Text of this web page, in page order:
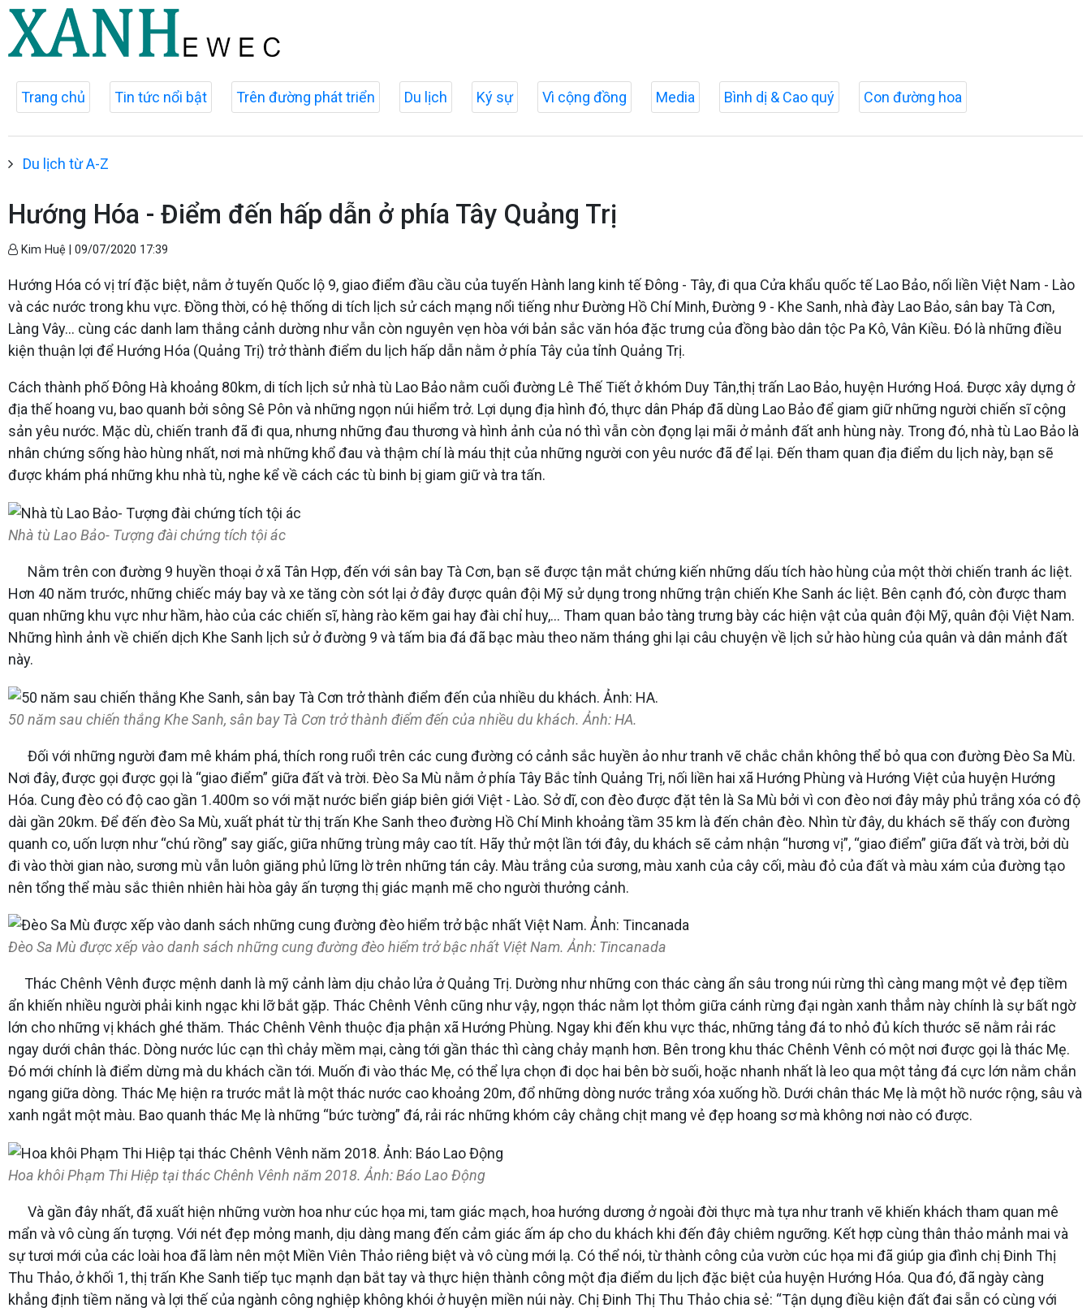
Trang chủ Tin tức nổi bật Trên đường phát triển Du lịch Ký sự Vì cộng đồng Media Bình dị & Cao quý Con đường hoa
Du lịch từ A-Z
Hướng Hóa - Điểm đến hấp dẫn ở phía Tây Quảng Trị
Kim Huệ | 09/07/2020 17:39
Hướng Hóa có vị trí đặc biệt, nằm ở tuyến Quốc lộ 9, giao điểm đầu cầu của tuyến Hành lang kinh tế Đông - Tây, đi qua Cửa khẩu quốc tế Lao Bảo, nối liền Việt Nam - Lào
và các nước trong khu vực. Đồng thời, có hệ thống di tích lịch sử cách mạng nổi tiếng như Đường Hồ Chí Minh, Đường 9 - Khe Sanh, nhà đày Lao Bảo, sân bay Tà Cơn,
Làng Vây… cùng các danh lam thắng cảnh dường như vẫn còn nguyên vẹn hòa với bản sắc văn hóa đặc trưng của đồng bào dân tộc Pa Kô, Vân Kiều. Đó là những điều
kiện thuận lợi để Hướng Hóa (Quảng Trị) trở thành điểm du lịch hấp dẫn nằm ở phía Tây của tỉnh Quảng Trị.
Cách thành phố Đông Hà khoảng 80km, di tích lịch sử nhà tù Lao Bảo nằm cuối đường Lê Thế Tiết ở khóm Duy Tân,thị trấn Lao Bảo, huyện Hướng Hoá. Được xây dựng ở
địa thế hoang vu, bao quanh bởi sông Sê Pôn và những ngọn núi hiểm trở. Lợi dụng địa hình đó, thực dân Pháp đã dùng Lao Bảo để giam giữ những người chiến sĩ cộng
sản yêu nước. Mặc dù, chiến tranh đã đi qua, nhưng những đau thương và hình ảnh của nó thì vẫn còn đọng lại mãi ở mảnh đất anh hùng này. Trong đó, nhà tù Lao Bảo là
nhân chứng sống hào hùng nhất, nơi mà những khổ đau và thậm chí là máu thịt của những người con yêu nước đã để lại. Đến tham quan địa điểm du lịch này, bạn sẽ
được khám phá những khu nhà tù, nghe kể về cách các tù binh bị giam giữ và tra tấn.
Nhà tù Lao Bảo- Tượng đài chứng tích tội ác
Nằm trên con đường 9 huyền thoại ở xã Tân Hợp, đến với sân bay Tà Cơn, bạn sẽ được tận mắt chứng kiến những dấu tích hào hùng của một thời chiến tranh ác liệt.
Hơn 40 năm trước, những chiếc máy bay và xe tăng còn sót lại ở đây được quân đội Mỹ sử dụng trong những trận chiến Khe Sanh ác liệt. Bên cạnh đó, còn được tham
quan những khu vực như hầm, hào của các chiến sĩ, hàng rào kẽm gai hay đài chỉ huy,... Tham quan bảo tàng trưng bày các hiện vật của quân đội Mỹ, quân đội Việt Nam.
Những hình ảnh về chiến dịch Khe Sanh lịch sử ở đường 9 và tấm bia đá đã bạc màu theo năm tháng ghi lại câu chuyện về lịch sử hào hùng của quân và dân mảnh đất
này.
50 năm sau chiến thắng Khe Sanh, sân bay Tà Cơn trở thành điểm đến của nhiều du khách. Ảnh: HA.
Đối với những người đam mê khám phá, thích rong ruổi trên các cung đường có cảnh sắc huyền ảo như tranh vẽ chắc chắn không thể bỏ qua con đường Đèo Sa Mù.
Nơi đây, được gọi được gọi là “giao điểm” giữa đất và trời. Đèo Sa Mù nằm ở phía Tây Bắc tỉnh Quảng Trị, nối liền hai xã Hướng Phùng và Hướng Việt của huyện Hướng
Hóa. Cung đèo có độ cao gần 1.400m so với mặt nước biển giáp biên giới Việt - Lào. Sở dĩ, con đèo được đặt tên là Sa Mù bởi vì con đèo nơi đây mây phủ trắng xóa có độ
dài gần 20km. Để đến đèo Sa Mù, xuất phát từ thị trấn Khe Sanh theo đường Hồ Chí Minh khoảng tầm 35 km là đến chân đèo. Nhìn từ đây, du khách sẽ thấy con đường
quanh co, uốn lượn như “chú rồng” say giấc, giữa những trùng mây cao tít. Hãy thử một lần tới đây, du khách sẽ cảm nhận “hương vị”, “giao điểm” giữa đất và trời, bởi dù
đi vào thời gian nào, sương mù vẫn luôn giăng phủ lững lờ trên những tán cây. Màu trắng của sương, màu xanh của cây cối, màu đỏ của đất và màu xám của đường tạo
nên tổng thể màu sắc thiên nhiên hài hòa gây ấn tượng thị giác mạnh mẽ cho người thưởng cảnh.
Đèo Sa Mù được xếp vào danh sách những cung đường đèo hiểm trở bậc nhất Việt Nam. Ảnh: Tincanada
Thác Chênh Vênh được mệnh danh là mỹ cảnh làm dịu chảo lửa ở Quảng Trị. Dường như những con thác càng ẩn sâu trong núi rừng thì càng mang một vẻ đẹp tiềm
ẩn khiến nhiều người phải kinh ngạc khi lỡ bắt gặp. Thác Chênh Vênh cũng như vậy, ngọn thác nằm lọt thỏm giữa cánh rừng đại ngàn xanh thẳm này chính là sự bất ngờ
lớn cho những vị khách ghé thăm. Thác Chênh Vênh thuộc địa phận xã Hướng Phùng. Ngay khi đến khu vực thác, những tảng đá to nhỏ đủ kích thước sẽ nằm rải rác
ngay dưới chân thác. Dòng nước lúc cạn thì chảy mềm mại, càng tới gần thác thì càng chảy mạnh hơn. Bên trong khu thác Chênh Vênh có một nơi được gọi là thác Mẹ.
Đó mới chính là điểm dừng mà du khách cần tới. Muốn đi vào thác Mẹ, có thể lựa chọn đi dọc hai bên bờ suối, hoặc nhanh nhất là leo qua một tảng đá cực lớn nằm chắn
ngang giữa dòng. Thác Mẹ hiện ra trước mắt là một thác nước cao khoảng 20m, đổ những dòng nước trắng xóa xuống hồ. Dưới chân thác Mẹ là một hồ nước rộng, sâu và
xanh ngắt một màu. Bao quanh thác Mẹ là những “bức tường” đá, rải rác những khóm cây chằng chịt mang vẻ đẹp hoang sơ mà không nơi nào có được.
Hoa khôi Phạm Thi Hiệp tại thác Chênh Vênh năm 2018. Ảnh: Báo Lao Động
Và gần đây nhất, đã xuất hiện những vườn hoa như cúc họa mi, tam giác mạch, hoa hướng dương ở ngoài đời thực mà tựa như tranh vẽ khiến khách tham quan mê
mẩn và vô cùng ấn tượng. Với nét đẹp mỏng manh, dịu dàng mang đến cảm giác ấm áp cho du khách khi đến đây chiêm ngưỡng. Kết hợp cùng thân thảo mảnh mai và
sự tươi mới của các loài hoa đã làm nên một Miền Viên Thảo riêng biệt và vô cùng mới lạ. Có thể nói, từ thành công của vườn cúc họa mi đã giúp gia đình chị Đinh Thị
Thu Thảo, ở khối 1, thị trấn Khe Sanh tiếp tục mạnh dạn bắt tay và thực hiện thành công một địa điểm du lịch đặc biệt của huyện Hướng Hóa. Qua đó, đã ngày càng
khẳng định tiềm năng và lợi thế của ngành công nghiệp không khói ở huyện miền núi này. Chị Đinh Thị Thu Thảo chia sẻ: “Tận dụng điều kiện đất đai sẵn có cùng với